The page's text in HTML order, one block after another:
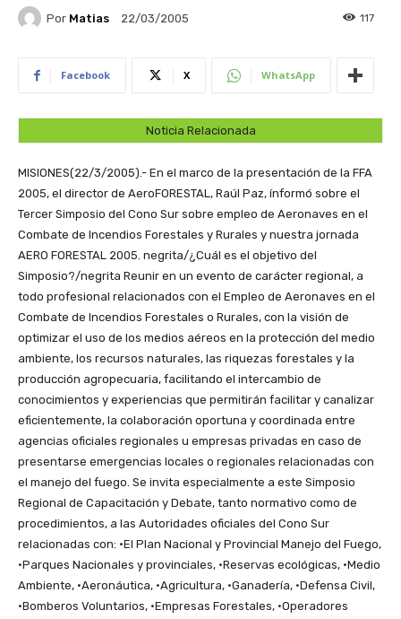
Por Matias 22/03/2005 117
Facebook X WhatsApp
Noticia Relacionada
MISIONES(22/3/2005).- En el marco de la presentación de la FFA
2005, el director de AeroFORESTAL, Raúl Paz, ínformó sobre el
Tercer Simposio del Cono Sur sobre empleo de Aeronaves en el
Combate de Incendios Forestales y Rurales y nuestra jornada
AERO FORESTAL 2005. negrita/¿Cuál es el objetivo del
Simposio?/negrita Reunir en un evento de carácter regional, a
todo profesional relacionados con el Empleo de Aeronaves en el
Combate de Incendios Forestales o Rurales, con la visión de
optimizar el uso de los medios aéreos en la protección del medio
ambiente, los recursos naturales, las riquezas forestales y la
producción agropecuaria, facilitando el intercambio de
conocimientos y experiencias que permitirán facilitar y canalizar
eficientemente, la colaboración oportuna y coordinada entre
agencias oficiales regionales u empresas privadas en caso de
presentarse emergencias locales o regionales relacionadas con
el manejo del fuego. Se invita especialmente a este Simposio
Regional de Capacitación y Debate, tanto normativo como de
procedimientos, a las Autoridades oficiales del Cono Sur
relacionadas con: ·El Plan Nacional y Provincial Manejo del Fuego,
·Parques Nacionales y provinciales, ·Reservas ecológicas, ·Medio
Ambiente, ·Aeronáutica, ·Agricultura, ·Ganadería, ·Defensa Civil,
·Bomberos Voluntarios, ·Empresas Forestales, ·Operadores